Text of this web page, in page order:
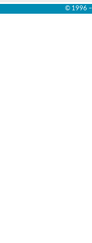
© 1996